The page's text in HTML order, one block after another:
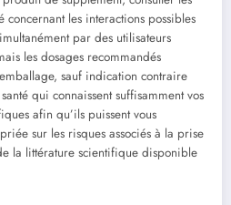
concernant les interactions possibles
par des utilisateurs
les dosages recommandés
sauf indication contraire
qui connaissent suffisamment vos
afin qu’ils puissent vous
sur les risques associés à la prise
la littérature scientifique disponible